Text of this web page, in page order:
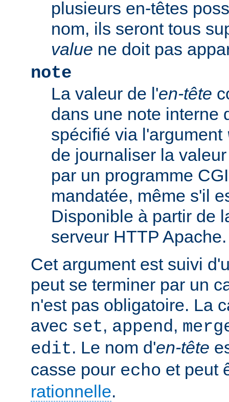
plusieurs en-têtes
nom, ils seront tous
value ne doit pas
note
La valeur de l'en-tête
dans une note interne
spécifié via l'argument
de journaliser la
par un programme
mandatée, même s'il
Disponible à partir de
serveur HTTP Apache.
Cet argument est suivi
peut se terminer par un
n'est pas obligatoire. La
avec set, append,
edit. Le nom d'en-tête
casse pour echo et peut
rationnelle.